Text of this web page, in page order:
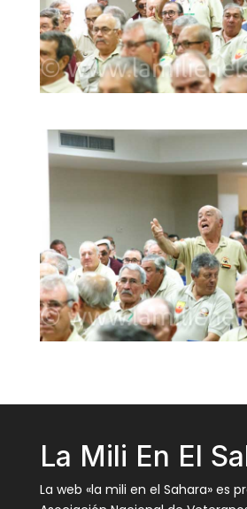
La Mili En El
La web «la mili en el Sahara» es